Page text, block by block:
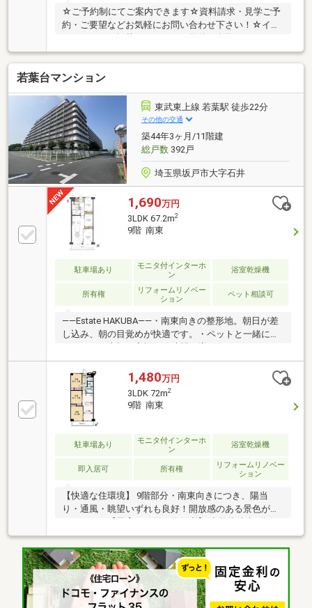
☆ご予約制にてご案内できます☆資料請求・見学ご予
約・ご要望などお気軽にお問い合わせ下さい！☆イン
ターネットに掲載されていない物件も多数ございま
す！☆Googleクチコミ4.9！お客様の声配信中☆♪地域
密着のハウス天 私達だからできる事ございます♪他
に気になる・見てみたい物件も 同日まとめてご案内
♪頭金0円諸費用込・勤続が短い・支払を滞った等ロー
ンに強い私達は1人1人にあったプランをご提案！
若葉台マンション
東武東上線 若葉駅 徒歩22分
その他の交通
築44年3ヶ月/11階建
総戸数392戸
埼玉県坂戸市大字石井
1,690万円
3LDK 67.2m2
9階 南東
駐車場あり
モニタ付インターホ
ン
浴室乾燥機
所有権
リフォームリノベー
ション
ペット相談可
――Estate HAKUBA――・南東向きの整形地。朝日が差
し込み、朝の目覚めが快適です。・ペットと一緒に暮
らせます。大切な家族との時間が増えます。・エレベ
ーターは2基設置。朝の忙しい時間もスムーズで
す。・防犯カメラ完備。セキュリティ面も安心感に包
まれます。・千代田小学校まで約490m。低学年のお子
様も安心。【リフォーム内容（令和8年7月完了）】・
浴室、キッチン、トイレ、洗面所、給排水管交換。・
内装全面（床、壁、天井、建具すべて）貼替等。
Public Relations ――――◇弊社は中古設備にも修理サー
ビスを無料で付保します。◇リフォームもグループ会
社と連携してお客様をご支援。
1,480万円
3LDK 72m2
9階 南東
駐車場あり
モニタ付インターホ
ン
浴室乾燥機
即入居可 所有権
リフォームリノベー
ション
【快適な住環境】 9階部分・南東向きにつき、陽当
り・通風・眺望いずれも良好！開放感のある景色が広
がります。【子育て・買い物便利】 小学校徒歩5分、
中学校徒歩7分、保育園も徒歩2分と安心の教育環境。
スーパーやコンビニ、ドラッグストアも徒歩4分圏内
に揃う充実の生活利便性です。【安心の管理体制】 大
手「長谷工コミュニティ」管理。総戸数392戸のスケ
ールメリットを活かした良好な管理体制が魅力です。
【大切な家族と一緒に】 犬・猫2匹まで飼育可能なペ